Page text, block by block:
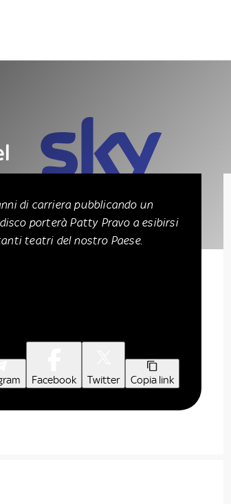
di carriera pubblicando un
porterà Patty Pravo a esibirsi
teatri del nostro Paese.
Facebook Twitter Copia link